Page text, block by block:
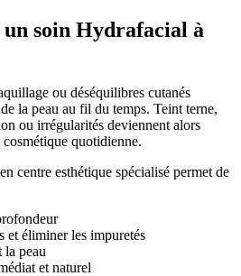
soin Hydrafacial à
ou déséquilibres cutanés
la peau au fil du temps. Teint terne,
ou irrégularités deviennent alors
quotidienne.
centre esthétique spécialisé permet de
et éliminer les impuretés
la peau
et naturel